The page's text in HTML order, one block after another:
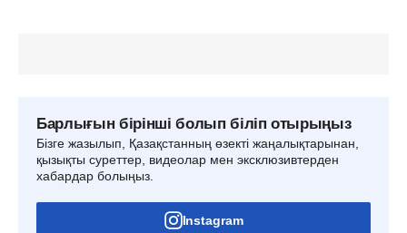
Барлығын бірінші болып біліп отырыңыз
Бізге жазылып, Қазақстанның өзекті жаңалықтарынан,
қызықты суреттер, видеолар мен эксклюзивтерден
хабардар болыңыз.
Instagram